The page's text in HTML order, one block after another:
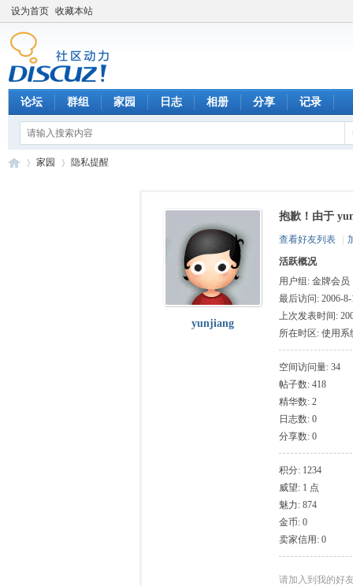
设为首页 收藏本站
论坛 群组 家园 日志 相册 分享 记录
家园 隐私提醒
yunjiang
抱歉！由于
查看好友列表
活跃概况
用户组: 金牌会员
最后访问: 2006-8-
上次发表时间:
所在时区: 使用系
空间访问量: 34
帖子数: 418
精华数: 2
日志数: 0
分享数: 0
积分: 1234
威望: 1 点
魅力: 874
金币: 0
卖家信用: 0
请加入到我的好